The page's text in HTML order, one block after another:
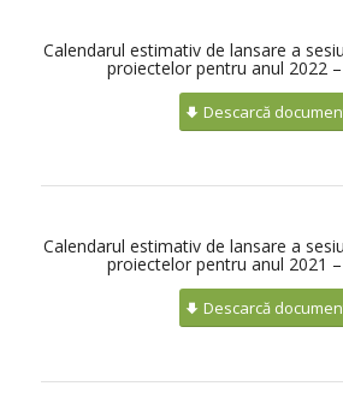
Calendarul estimativ de lansare a
proiectelor pentru anul 2022
Descarcă
Calendarul estimativ de lansare a
proiectelor pentru anul 2021
Descarcă